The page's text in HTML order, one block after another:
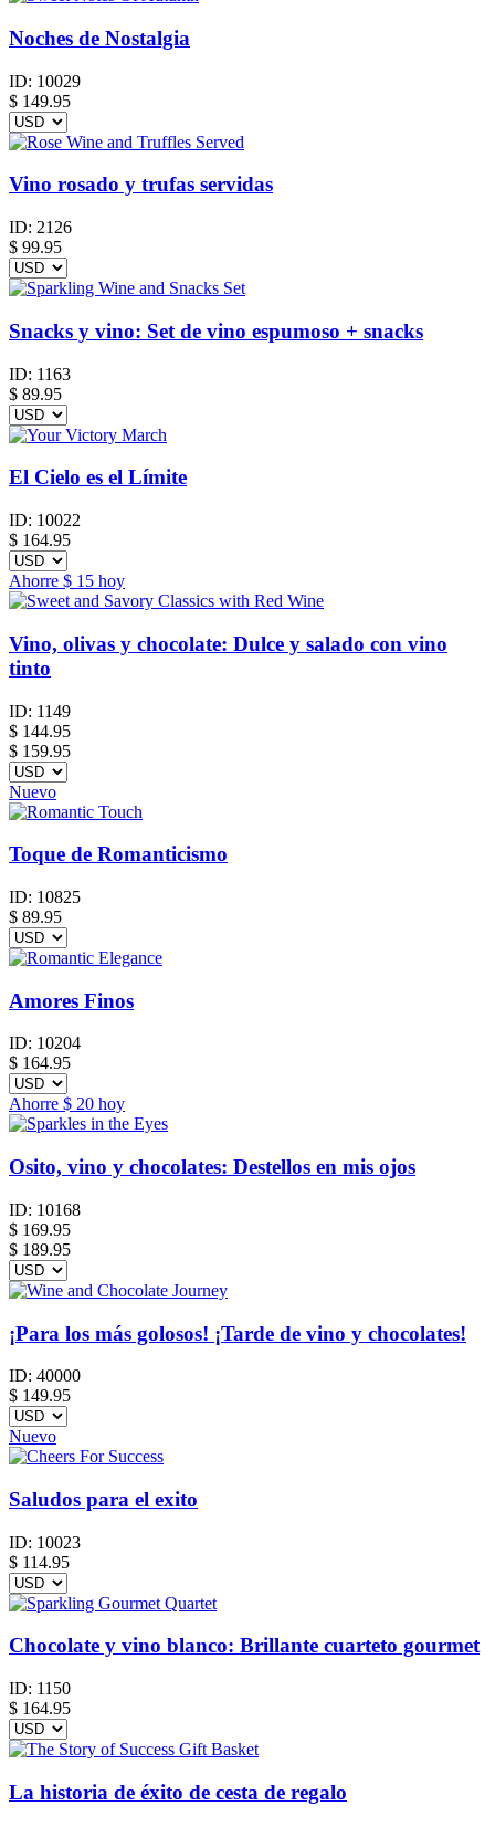
Noches de Nostalgia
ID: 10029
$ 149.95
Vino rosado y trufas servidas
ID: 2126
$ 99.95
Snacks y vino: Set de vino espumoso + snacks
ID: 1163
$ 89.95
El Cielo es el Límite
ID: 10022
$ 164.95
Ahorre $ 15 hoy
Vino, olivas y chocolate: Dulce y salado con vino
tinto
ID: 1149
$ 144.95
$ 159.95
Nuevo
Toque de Romanticismo
ID: 10825
$ 89.95
Amores Finos
ID: 10204
$ 164.95
Ahorre $ 20 hoy
Osito, vino y chocolates: Destellos en mis ojos
ID: 10168
$ 169.95
$ 189.95
¡Para los más golosos! ¡Tarde de vino y chocolates!
ID: 40000
$ 149.95
Nuevo
Saludos para el exito
ID: 10023
$ 114.95
Chocolate y vino blanco: Brillante cuarteto gourmet
ID: 1150
$ 164.95
La historia de éxito de cesta de regalo